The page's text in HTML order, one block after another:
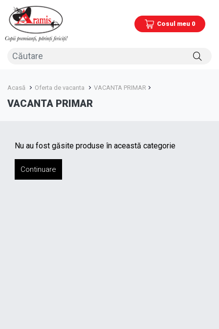
Cosul meu 0
Acasă Oferta de vacanta VACANTA PRIMAR
VACANTA PRIMAR
Nu au fost găsite produse în această categorie
Continuare